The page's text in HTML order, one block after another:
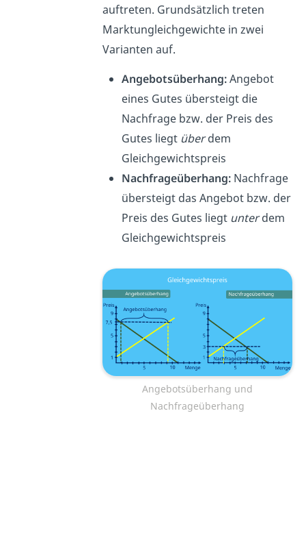
auftreten. Grundsätzlich treten
Marktungleichgewichte in zwei
Varianten auf.
Angebotsüberhang:Angebot
eines Gutes übersteigt die
Nachfrage bzw. der Preis des
Gutes liegt überdem
Gleichgewichtspreis
Nachfrageüberhang: Nachfrage
übersteigt das Angebot bzw. der
Preis des Gutes liegt unterdem
Gleichgewichtspreis
Angebotsüberhang und
Nachfrageüberhang